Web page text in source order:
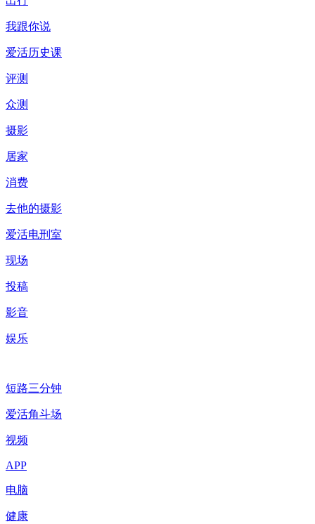
我跟你说
爱活历史课
评测
众测
摄影
居家
消费
去他的摄影
爱活电刑室
现场
投稿
影音
娱乐
短路三分钟
爱活角斗场
视频
APP
电脑
健康